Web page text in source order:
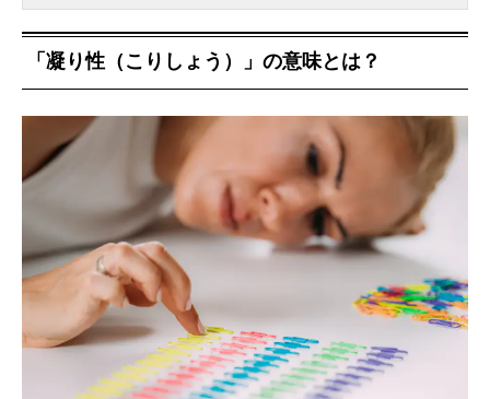
「凝り性（こりしょう）」の意味とは？